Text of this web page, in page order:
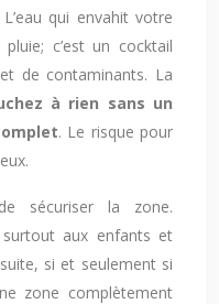
qui envahit votre
c’est un cocktail
de contaminants. La
à rien sans un
. Le risque pour
sécuriser la zone.
surtout aux enfants et
si et seulement si
zone complètement